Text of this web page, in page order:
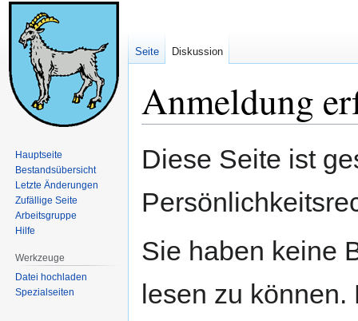
Anmeldung
Navigation
Suche
Diese Seite ist
Sie haben keine
lesen zu
Seite Diskussion
Hauptseite
Bestandsübersicht
Letzte Änderungen
Zufällige Seite
Arbeitsgruppe
Hilfe
Werkzeuge
Datei hochladen
Spezialseiten